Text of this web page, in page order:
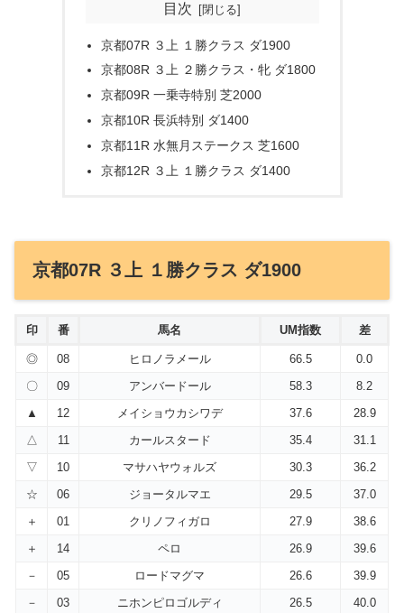
目次
京都07R ３上 １勝クラス ダ1900
京都08R ３上 ２勝クラス・牝 ダ1800
京都09R 一乗寺特別 芝2000
京都10R 長浜特別 ダ1400
京都11R 水無月ステークス 芝1600
京都12R ３上 １勝クラス ダ1400
京都07R ３上 １勝クラス ダ1900
印 番 馬名 UM指数 差
◎ 08 ヒロノラメール 66.5
0.0
〇
09 アンバードール 58.3
8.2
▲
12 メイショウカシワデ 37.6
28.9
△
11 カールスタード 35.4
31.1
▽
10 マサハヤウォルズ 30.3
36.2
☆
06 ジョータルマエ 29.5
37.0
＋
01 クリノフィガロ 27.9
38.6
＋
14 ペロ 26.9
39.6
－
05 ロードマグマ 26.6
39.9
－
03 ニホンピロゴルディ 26.5
40.0